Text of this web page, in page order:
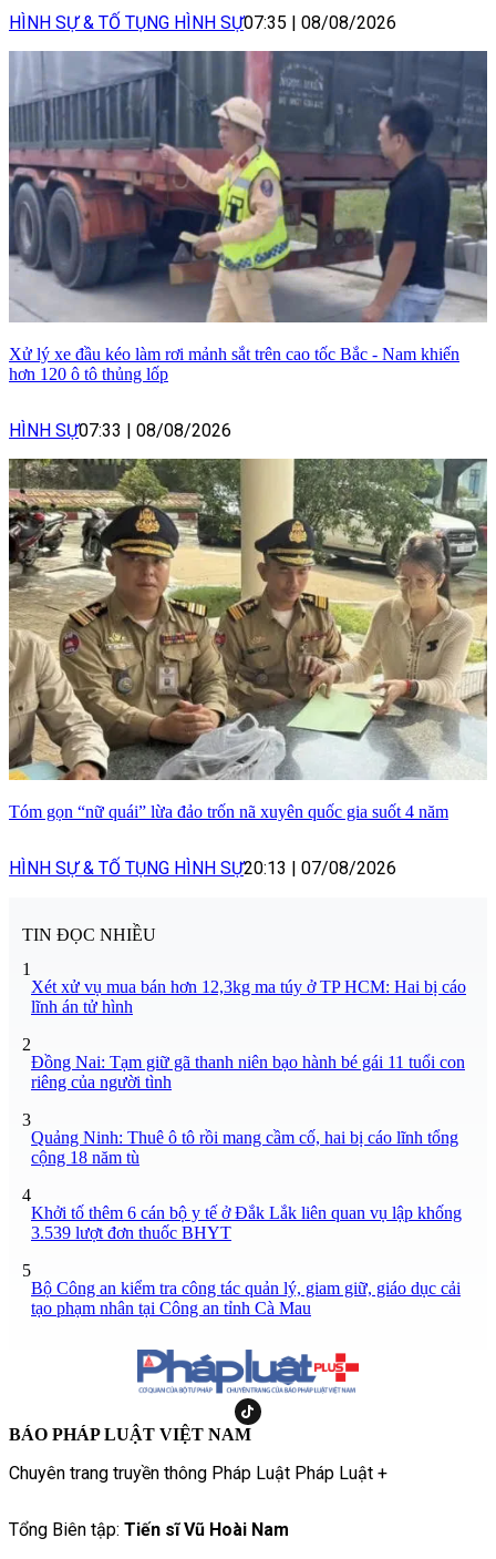
HÌNH SỰ & TỐ TỤNG HÌNH SỰ07:35 | 08/08/2026
Xử lý xe đầu kéo làm rơi mảnh sắt trên cao tốc Bắc - Nam khiến
hơn 120 ô tô thủng lốp
HÌNH SỰ07:33 08/08/2026
Tóm gọn “nữ quái” lừa đảo trốn nã xuyên quốc gia suốt 4 năm
HÌNH SỰ & TỐ TỤNG HÌNH SỰ20:13 | 07/08/2026
TIN ĐỌC NHIỀU
1
Xét xử vụ mua bán hơn 12,3kg ma túy ở TP HCM: Hai bị cáo
lĩnh án tử hình
2
Đồng Nai: Tạm giữ gã thanh niên bạo hành bé gái 11 tuổi con
riêng của người tình
3
Quảng Ninh: Thuê ô tô rồi mang cầm cố, hai bị cáo lĩnh tổng
cộng 18 năm tù
4
Khởi tố thêm 6 cán bộ y tế ở Đắk Lắk liên quan vụ lập khống
3.539 lượt đơn thuốc BHYT
5
Bộ Công an kiểm tra công tác quản lý, giam giữ, giáo dục cải
tạo phạm nhân tại Công an tỉnh Cà Mau
BÁO PHÁP LUẬT VIỆT NAM
Chuyên trang truyền thông Pháp Luật Pháp Luật +
Tổng Biên tập: Tiến sĩ Vũ Hoài Nam